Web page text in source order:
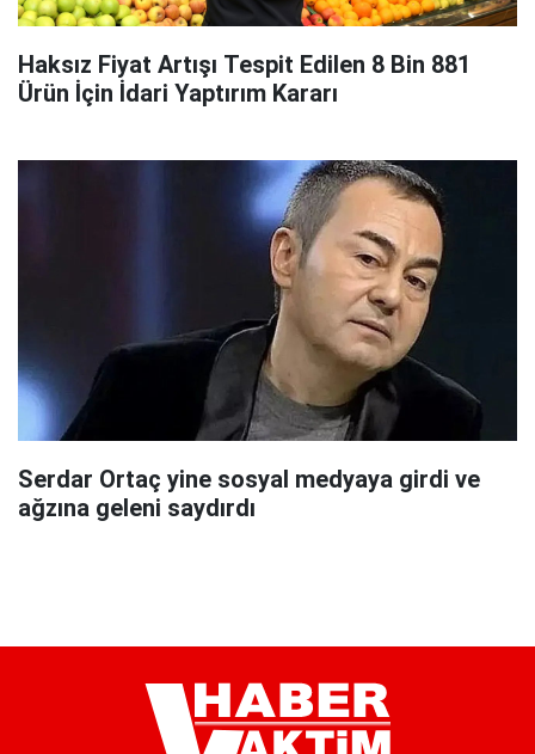
Haksız Fiyat Artışı Tespit Edilen 8 Bin 881
Ürün İçin İdari Yaptırım Kararı
Serdar Ortaç yine sosyal medyaya girdi ve
ağzına geleni saydırdı